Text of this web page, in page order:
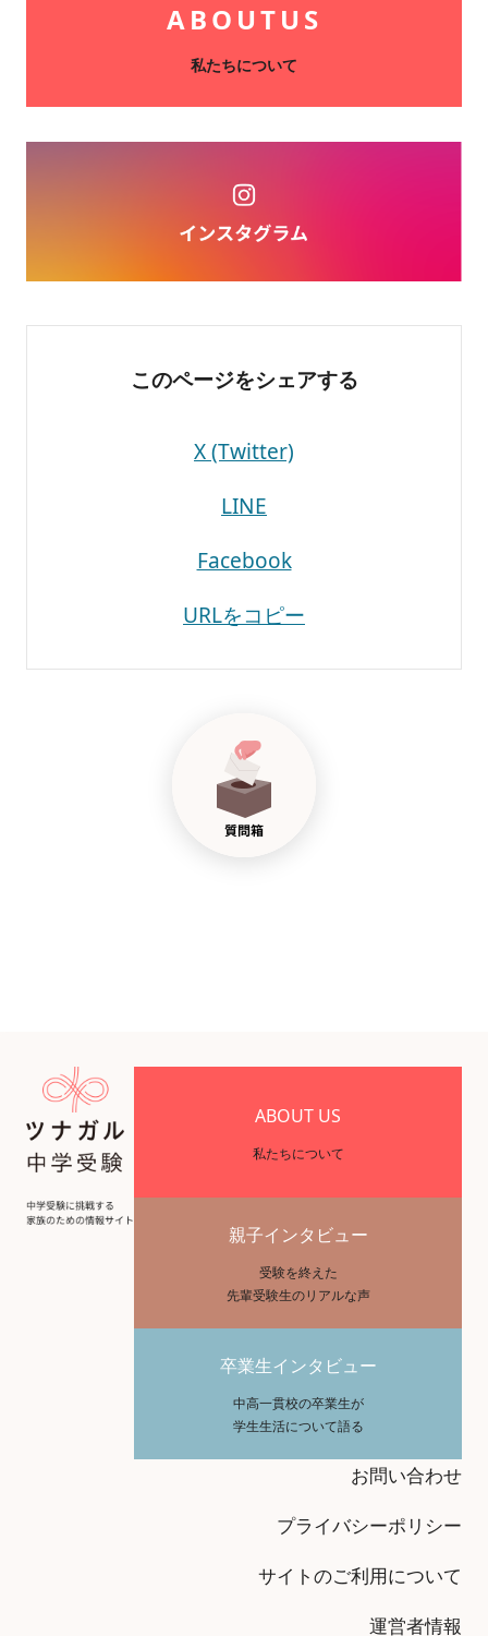
ABOUTUS
私たちについて
このページをシェアする
X (Twitter)
LINE
Facebook
URLをコピー
ABOUT US
私たちについて
親子インタビュー
受験を終えた
先輩受験生のリアルな声
卒業生インタビュー
中高一貫校の卒業生が
学生生活について語る
お問い合わせ
プライバシーポリシー
サイトのご利用について
運営者情報